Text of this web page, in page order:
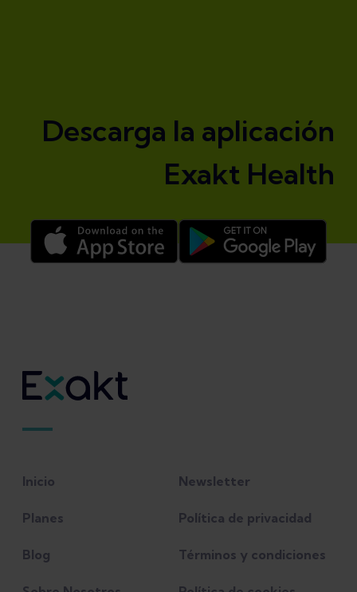
Descarga la aplicación
Exakt Health
Inicio
Planes
Blog
Newsletter
Política de privacidad
Términos y condiciones